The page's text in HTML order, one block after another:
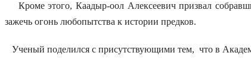
Кроме этого, Каадыр-оол Алексеевич призвал
зажечь огонь любопытства к истории предков.
Ученый поделился с присутствующими тем, что в